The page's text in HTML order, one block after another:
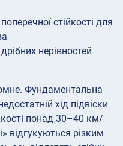
стійкості для
нерівностей
Фундаментальна
хід підвіски
понад 30–40 км/
відгукуються різким